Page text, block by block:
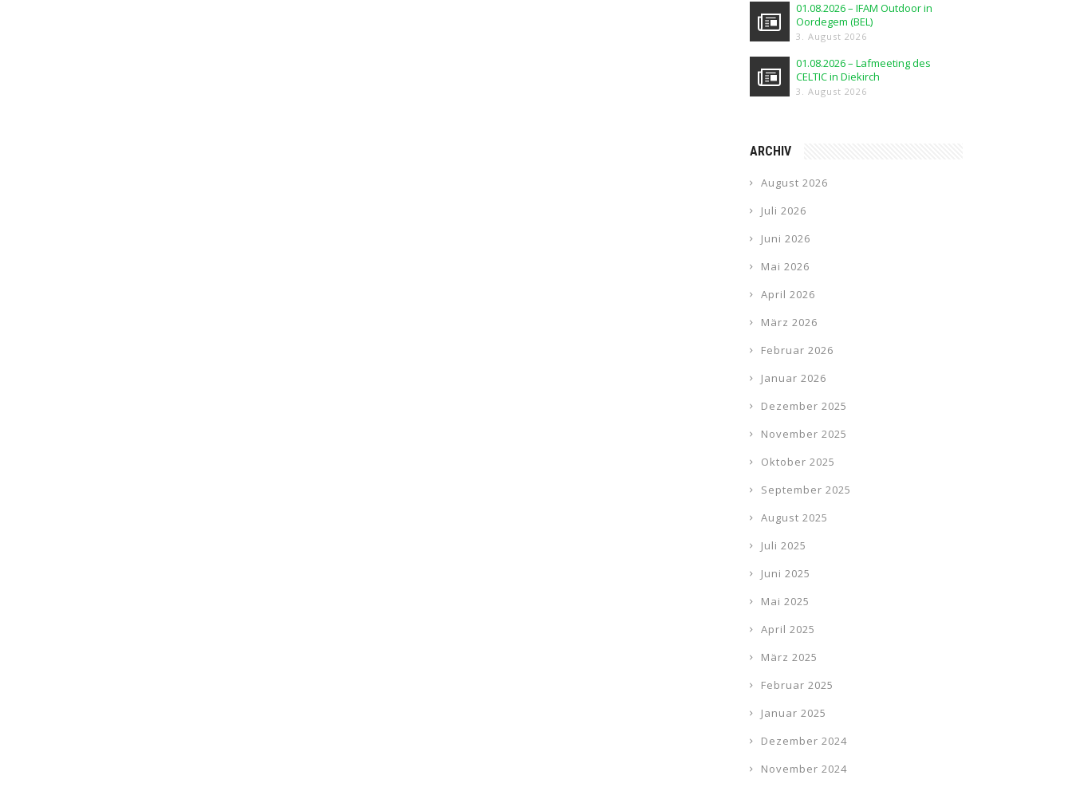
01.08.2026 – IFAM Outdoor in
Oordegem (BEL)
3. August 2026
01.08.2026 – Lafmeeting des
CELTIC in Diekirch
3. August 2026
ARCHIV
August 2026
Juli 2026
Juni 2026
Mai 2026
April 2026
März 2026
Februar 2026
Januar 2026
Dezember 2025
November 2025
Oktober 2025
September 2025
August 2025
Juli 2025
Juni 2025
Mai 2025
April 2025
März 2025
Februar 2025
Januar 2025
Dezember 2024
November 2024